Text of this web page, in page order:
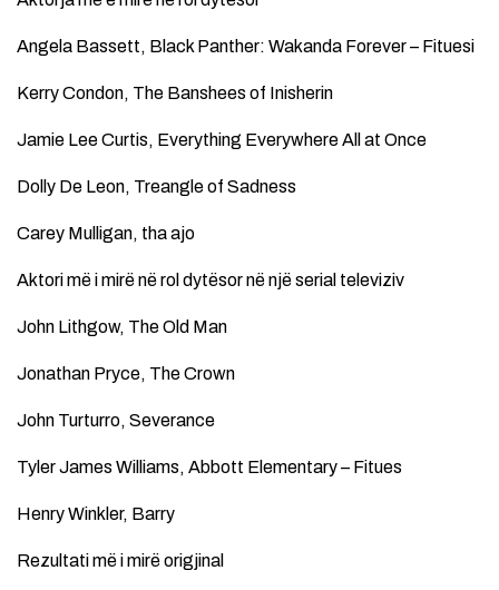
Angela Bassett, Black Panther: Wakanda Forever – Fituesi
Kerry Condon, The Banshees of Inisherin
Jamie Lee Curtis, Everything Everywhere All at Once
Dolly De Leon, Treangle of Sadness
Carey Mulligan, tha ajo
Aktori më i mirë në rol dytësor në një serial televiziv
John Lithgow, The Old Man
Jonathan Pryce, The Crown
John Turturro, Severance
Tyler James Williams, Abbott Elementary – Fitues
Henry Winkler, Barry
Rezultati më i mirë origjinal